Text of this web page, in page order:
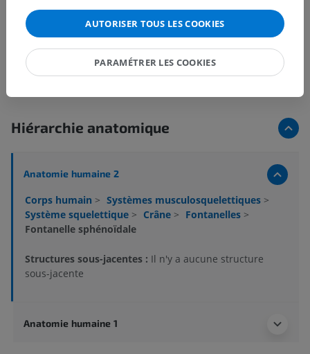
Hiérarchie anatomique
Anatomie humaine 2
Corps humain > Systèmes musculosquelettiques >
Système squelettique > Crâne > Fontanelles >
Fontanelle sphénoïdale
Structures sous-jacentes : Il n'y a aucune structure
sous-jacente
Anatomie humaine 1
AUTORISER TOUS LES COOKIES
PARAMÉTRER LES COOKIES